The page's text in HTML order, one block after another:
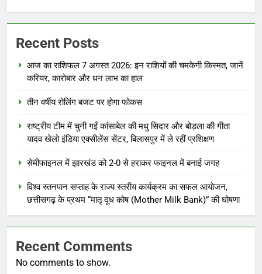
Recent Posts
आज का राशिफल 7 अगस्त 2026: इन राशियों की चमकेगी किस्मत, जानें
करियर, कारोबार और धन लाभ का हाल
तीन वर्षीय रोलिंग बजट पर होगा फोकस
राष्ट्रीय टीम में चुनी गईं कांसाबेल की मधु सिदार और बोड़ला की गीता
यादव खेलो इंडिया एक्सीलेंस सेंटर, बिलासपुर में ले रहीं प्रशिक्षण
सेमीफाइनल में झारखंड को 2-0 से हराकर फाइनल में बनाई जगह
विश्व स्तनपान सप्ताह के राज्य स्तरीय कार्यक्रम का सफल आयोजन,
छत्तीसगढ़ के प्रथम “मातृ दूध कोष (Mother Milk Bank)” की घोषणा
Recent Comments
No comments to show.